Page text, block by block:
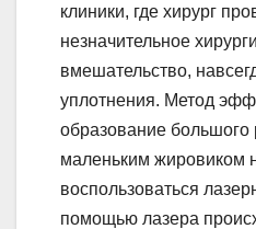
клиники, где хирург
незначительное
вмешательство,
уплотнения. Метод
образование большого
маленьким жировиком
воспользоваться
помощью лазера